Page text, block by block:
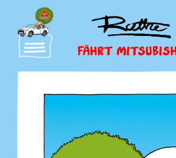
FÄHRT